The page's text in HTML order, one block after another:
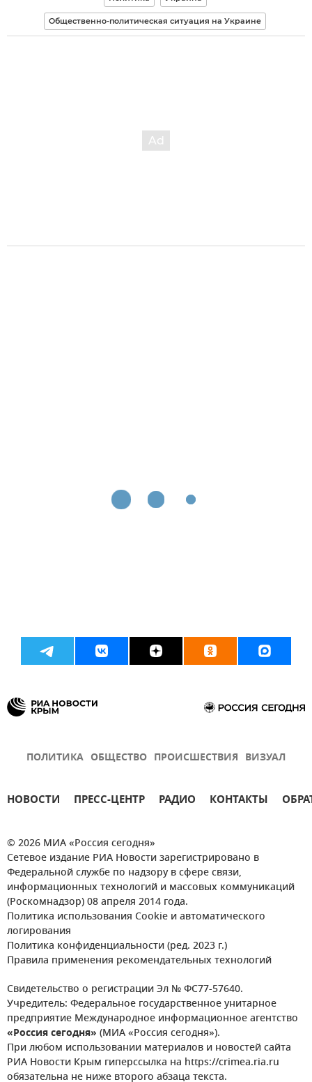
Общественно-политическая ситуация на Украине
ПОЛИТИКА ОБЩЕСТВО ПРОИСШЕСТВИЯ ВИЗУАЛ
НОВОСТИ ПРЕСС-ЦЕНТР РАДИО КОНТАКТЫ
© 2026 МИА «Россия сегодня»
Сетевое издание РИА Новости зарегистрировано в
Федеральной службе по надзору в сфере связи,
информационных технологий и массовых коммуникаций
(Роскомнадзор) 08 апреля 2014 года.
Политика использования Cookie и автоматического
логирования
Политика конфиденциальности (ред. 2023 г.)
Правила применения рекомендательных технологий
Свидетельство о регистрации Эл № ФС77-57640.
Учредитель: Федеральное государственное унитарное
предприятие Международное информационное агентство
«Россия сегодня» (МИА «Россия сегодня»).
При любом использовании материалов и новостей сайта
РИА Новости Крым гиперссылка на https://crimea.ria.ru
обязательна не ниже второго абзаца текста.